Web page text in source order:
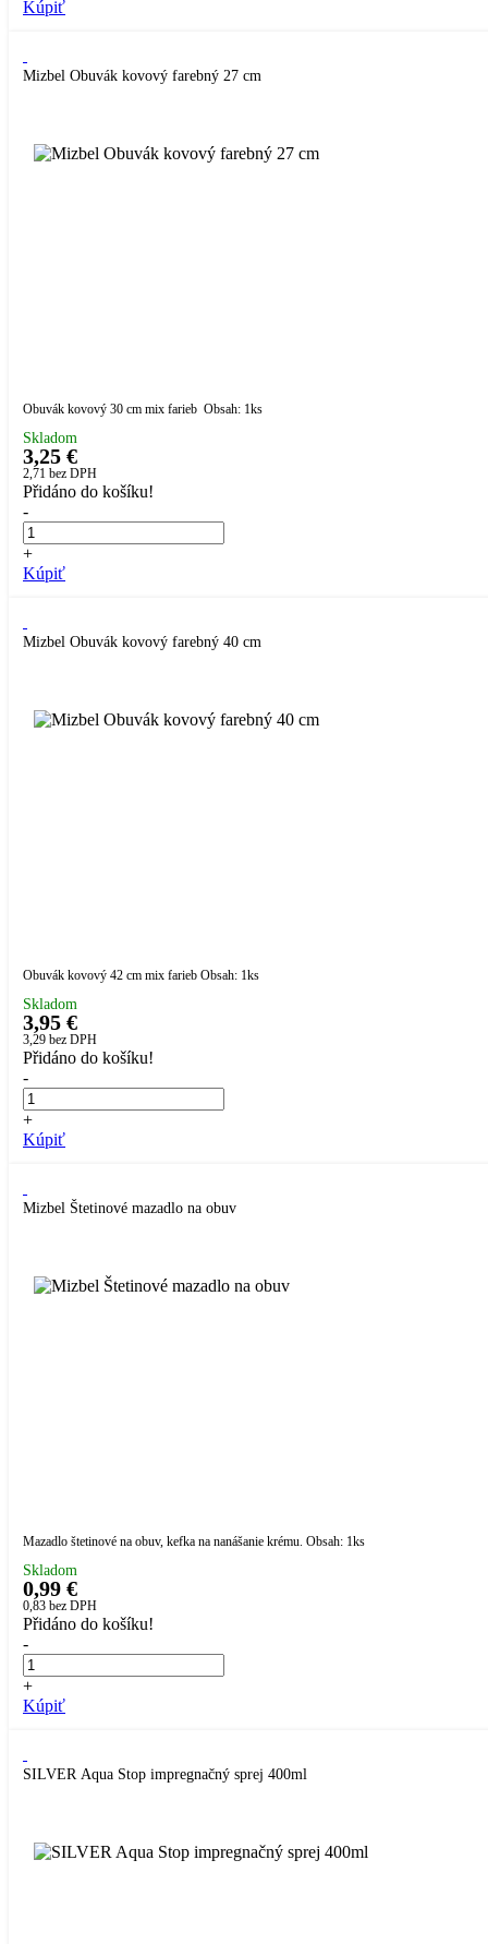
Kúpiť
Mizbel Obuvák kovový farebný 27 cm
Obuvák kovový 30 cm mix farieb Obsah: 1ks
Skladom
3,25 €
2,71 bez DPH
Přidáno do košíku!
-
+
Kúpiť
Mizbel Obuvák kovový farebný 40 cm
Obuvák kovový 42 cm mix farieb Obsah: 1ks
Skladom
3,95 €
3,29 bez DPH
Přidáno do košíku!
-
+
Kúpiť
Mizbel Štetinové mazadlo na obuv
Mazadlo štetinové na obuv, kefka na nanášanie krému. Obsah: 1ks
Skladom
0,99 €
0,83 bez DPH
Přidáno do košíku!
-
+
Kúpiť
SILVER Aqua Stop impregnačný sprej 400ml